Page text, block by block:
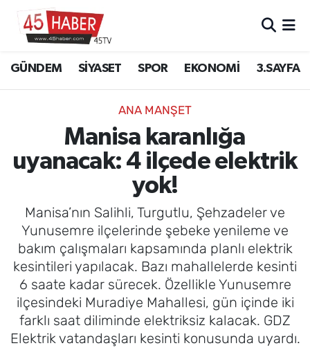
GÜNDEM SİYASET SPOR EKONOMİ 3.SAYFA
ANA MANŞET
Manisa karanlığa
uyanacak: 4 ilçede elektrik
yok!
Manisa’nın Salihli, Turgutlu, Şehzadeler ve
Yunusemre ilçelerinde şebeke yenileme ve
bakım çalışmaları kapsamında planlı elektrik
kesintileri yapılacak. Bazı mahallelerde kesinti
6 saate kadar sürecek. Özellikle Yunusemre
ilçesindeki Muradiye Mahallesi, gün içinde iki
farklı saat diliminde elektriksiz kalacak. GDZ
Elektrik vatandaşları kesinti konusunda uyardı.
SİYASET
EKONOMİ
EĞİTİM
SAĞLIK
YAŞAM
MAGAZİN
Manisa Hava Durumu
Manisa Namaz Vakitleri
Manisa Trafik Yoğunluk Haritası
Süper Lig Puan Durumu ve Fikstür
Tüm Manşetler
Son Dakika Haberleri
Haber Arşivi